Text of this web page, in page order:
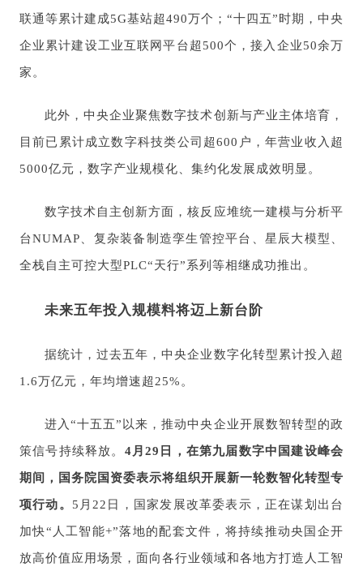
联通等累计建成5G基站超490万个；“十四五”时期，中央
企业累计建设工业互联网平台超500个，接入企业50余万
家。
此外，中央企业聚焦数字技术创新与产业主体培育，
目前已累计成立数字科技类公司超600户，年营业收入超
5000亿元，数字产业规模化、集约化发展成效明显。
数字技术自主创新方面，核反应堆统一建模与分析平
台NUMAP、复杂装备制造孪生管控平台、星辰大模型、
全栈自主可控大型PLC“天行”系列等相继成功推出。
未来五年投入规模料将迈上新台阶
据统计，过去五年，中央企业数字化转型累计投入超
1.6万亿元，年均增速超25%。
进入“十五五”以来，推动中央企业开展数智转型的政
策信号持续释放。 4月29日，在第九届数字中国建设峰会
期间，国务院国资委表示将组织开展新一轮数智化转型专
项行动。 5月22日，国家发展改革委表示，正在谋划出台
加快“人工智能+”落地的配套文件，将持续推动央国企开
放高价值应用场景，面向各行业领域和各地方打造人工智